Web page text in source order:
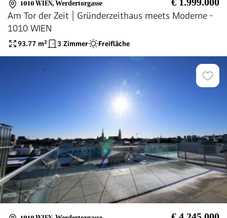
1010 WIEN, Werdertorgasse
Am Tor der Zeit | Gründerzeithaus meets Moderne -
1010 WIEN
93.77 m² 3 Zimmer Freifläche